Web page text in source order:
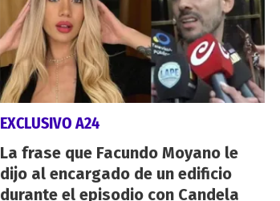
EXCLUSIVO A24
La frase que Facundo Moyano le
dijo al encargado de un edificio
durante el episodio con Candela